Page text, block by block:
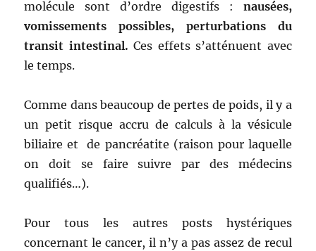
molécule sont d’ordre digestifs : nausées,
vomissements possibles, perturbations du
transit intestinal.Ces effets s’atténuent avec
le temps.
Comme dans beaucoup de pertes de poids, il y a
un petit risque accru de calculs à la vésicule
biliaire et de pancréatite (raison pour laquelle
on doit se faire suivre par des médecins
qualifiés…).
Pour tous les autres posts hystériques
concernant le cancer, il n’y a pas assez de recul